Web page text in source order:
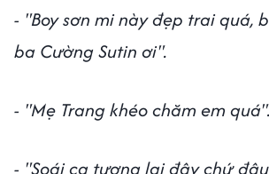
- "Boy sơn mi này đẹp trai quá,
ba Cường Sutin ơi".
- "Mẹ Trang khéo chăm em quá".
- "Soái ca tương lai đây chứ